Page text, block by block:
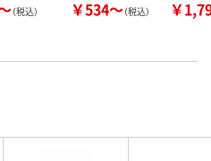
（税込） ￥534～（税込） ￥